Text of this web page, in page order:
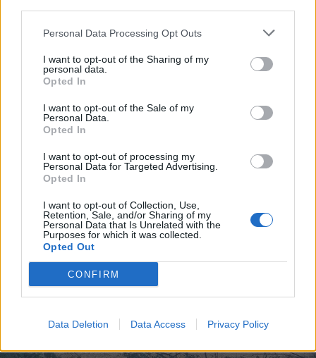
Personal Data Processing Opt Outs
I want to opt-out of the Sharing of my
personal data.
Opted In
I want to opt-out of the Sale of my
Personal Data.
Opted In
I want to opt-out of processing my
Personal Data for Targeted Advertising.
Opted In
I want to opt-out of Collection, Use,
Retention, Sale, and/or Sharing of my
Personal Data that Is Unrelated with the
Purposes for which it was collected.
Opted Out
CONFIRM
Data Deletion Data Access Privacy Policy
ALTRE NOTIZIE DI NERVIANO